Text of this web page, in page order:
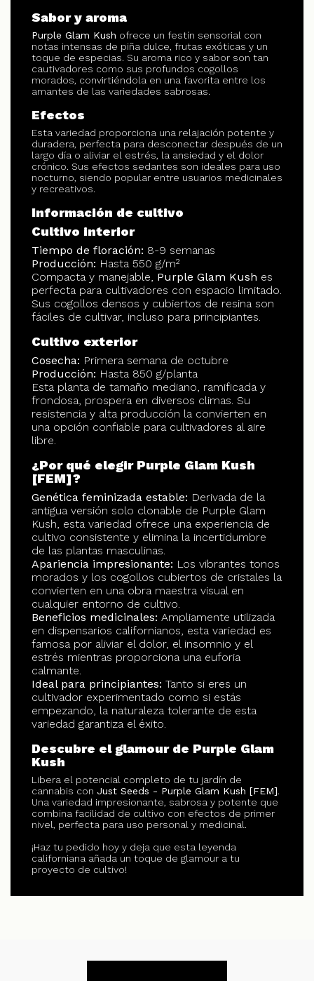
Sabor y aroma
Purple Glam Kush ofrece un festín sensorial con
notas intensas de piña dulce, frutas exóticas y un
toque de especias. Su aroma rico y sabor son tan
cautivadores como sus profundos cogollos
morados, convirtiéndola en una favorita entre los
amantes de las variedades sabrosas.
Efectos
Esta variedad proporciona una relajación potente y
duradera, perfecta para desconectar después de un
largo día o aliviar el estrés, la ansiedad y el dolor
crónico. Sus efectos sedantes son ideales para uso
nocturno, siendo popular entre usuarios medicinales
y recreativos.
Información de cultivo
Cultivo interior
Tiempo de floración: 8-9 semanas
Producción: Hasta 550 g/m²
Compacta y manejable, Purple Glam Kush es
perfecta para cultivadores con espacio limitado.
Sus cogollos densos y cubiertos de resina son
fáciles de cultivar, incluso para principiantes.
Cultivo exterior
Cosecha: Primera semana de octubre
Producción: Hasta 850 g/planta
Esta planta de tamaño mediano, ramificada y
frondosa, prospera en diversos climas. Su
resistencia y alta producción la convierten en
una opción confiable para cultivadores al aire
libre.
¿Por qué elegir Purple Glam Kush
[FEM]?
Genética feminizada estable: Derivada de la
antigua versión solo clonable de Purple Glam
Kush, esta variedad ofrece una experiencia de
cultivo consistente y elimina la incertidumbre
de las plantas masculinas.
Apariencia impresionante: Los vibrantes tonos
morados y los cogollos cubiertos de cristales la
convierten en una obra maestra visual en
cualquier entorno de cultivo.
Beneficios medicinales: Ampliamente utilizada
en dispensarios californianos, esta variedad es
famosa por aliviar el dolor, el insomnio y el
estrés mientras proporciona una euforia
calmante.
Ideal para principiantes: Tanto si eres un
cultivador experimentado como si estás
empezando, la naturaleza tolerante de esta
variedad garantiza el éxito.
Descubre el glamour de Purple Glam
Kush
Libera el potencial completo de tu jardín de
cannabis con Just Seeds - Purple Glam Kush [FEM].
Una variedad impresionante, sabrosa y potente que
combina facilidad de cultivo con efectos de primer
nivel, perfecta para uso personal y medicinal.
¡Haz tu pedido hoy y deja que esta leyenda
californiana añada un toque de glamour a tu
proyecto de cultivo!